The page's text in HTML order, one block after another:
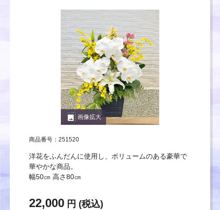
photo_size_select_large 画像拡大
商品番号：251520
洋花をふんだんに使用し、ボリュームのある豪華で
華やかな商品。
幅50㎝ 高さ80㎝
22,000 円 (税込)